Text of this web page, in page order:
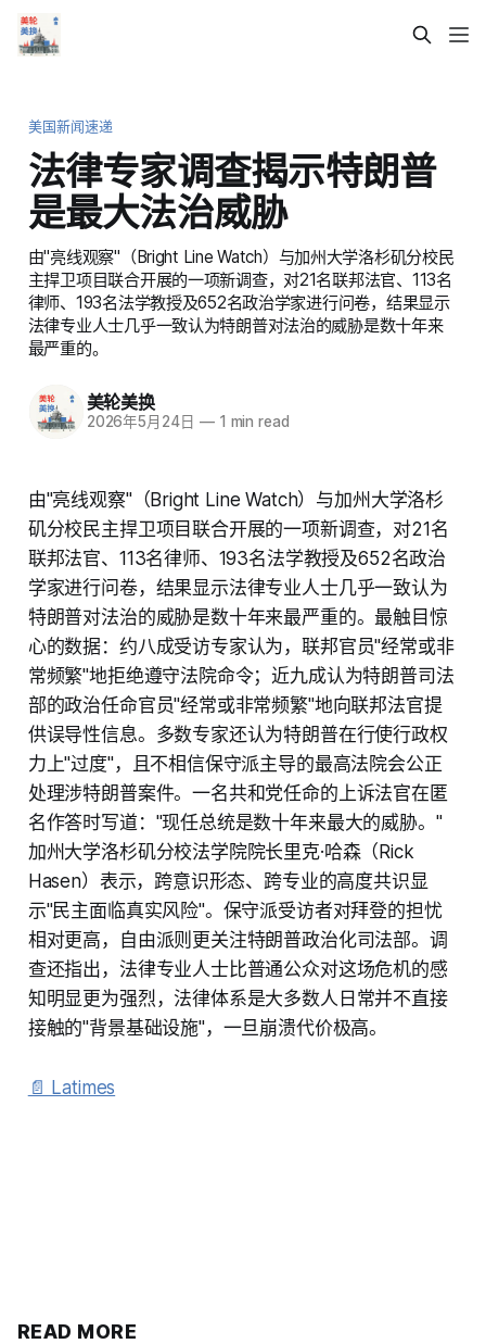
美国新闻速递
法律专家调查揭示特朗普
是最大法治威胁
由"亮线观察"（Bright Line Watch）与加州大学洛杉矶分校民
主捍卫项目联合开展的一项新调查，对21名联邦法官、113名
律师、193名法学教授及652名政治学家进行问卷，结果显示
法律专业人士几乎一致认为特朗普对法治的威胁是数十年来
最严重的。
美轮美换
2026年5月24日 —1 min read
由"亮线观察"（Bright Line Watch）与加州大学洛杉
矶分校民主捍卫项目联合开展的一项新调查，对21名
联邦法官、113名律师、193名法学教授及652名政治
学家进行问卷，结果显示法律专业人士几乎一致认为
特朗普对法治的威胁是数十年来最严重的。最触目惊
心的数据：约八成受访专家认为，联邦官员"经常或非
常频繁"地拒绝遵守法院命令；近九成认为特朗普司法
部的政治任命官员"经常或非常频繁"地向联邦法官提
供误导性信息。多数专家还认为特朗普在行使行政权
力上"过度"，且不相信保守派主导的最高法院会公正
处理涉特朗普案件。一名共和党任命的上诉法官在匿
名作答时写道："现任总统是数十年来最大的威胁。"
加州大学洛杉矶分校法学院院长里克·哈森（Rick
Hasen）表示，跨意识形态、跨专业的高度共识显
示"民主面临真实风险"。保守派受访者对拜登的担忧
相对更高，自由派则更关注特朗普政治化司法部。调
查还指出，法律专业人士比普通公众对这场危机的感
知明显更为强烈，法律体系是大多数人日常并不直接
接触的"背景基础设施"，一旦崩溃代价极高。
📄 Latimes
READ MORE